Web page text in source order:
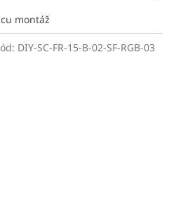
montáž
DIY-SC-FR-15-B-02-SF-RGB-03